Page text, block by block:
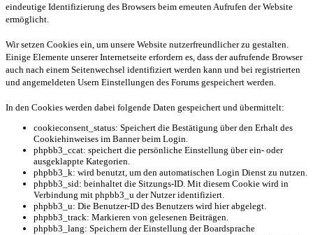
eindeutige Identifizierung des Browsers beim erneuten Aufrufen der Website
ermöglicht.
Wir setzen Cookies ein, um unsere Website nutzerfreundlicher zu gestalten.
Einige Elemente unserer Internetseite erfordern es, dass der aufrufende Browser
auch nach einem Seitenwechsel identifiziert werden kann und bei registrierten
und angemeldeten Usern Einstellungen des Forums gespeichert werden.
In den Cookies werden dabei folgende Daten gespeichert und übermittelt:
cookieconsent_status: Speichert die Bestätigung über den Erhalt des
Cookiehinweises im Banner beim Login.
phpbb3_ccat: speichert die persönliche Einstellung über ein- oder
ausgeklappte Kategorien.
phpbb3_k: wird benutzt, um den automatischen Login Dienst zu nutzen.
phpbb3_sid: beinhaltet die Sitzungs-ID. Mit diesem Cookie wird in
Verbindung mit phpbb3_u der Nutzer identifiziert.
phpbb3_u: Die Benutzer-ID des Benutzers wird hier abgelegt.
phpbb3_track: Markieren von gelesenen Beiträgen.
phpbb3_lang: Speichern der Einstellung der Boardsprache